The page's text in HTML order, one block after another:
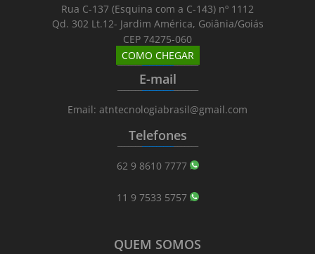
Rua C-137 (Esquina com a C-143) nº 1112
Qd. 302 Lt.12- Jardim América, Goiânia/Goiás
CEP 74275-060
COMO CHEGAR
_______________________
E-mail
_______________________
Email: atntecnologiabrasil@gmail.com
Telefones
_______________________
62 9 8610 7777
11 9 7533 5757
QUEM SOMOS
_______________________